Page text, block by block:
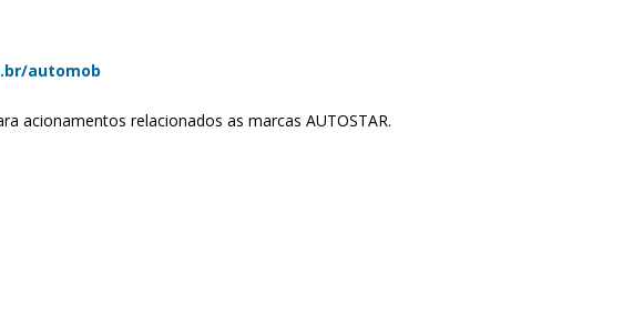
automob
acionamentos relacionados as marcas AUTOSTAR.